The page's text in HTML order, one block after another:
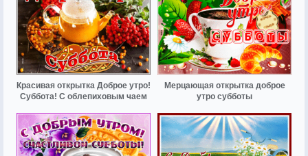
Красивая открытка Доброе утро!
Суббота! С облепиховым чаем
Мерцающая открытка доброе
утро субботы